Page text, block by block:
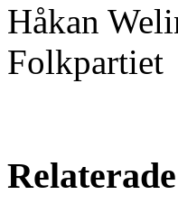
Håkan
Folkpartiet